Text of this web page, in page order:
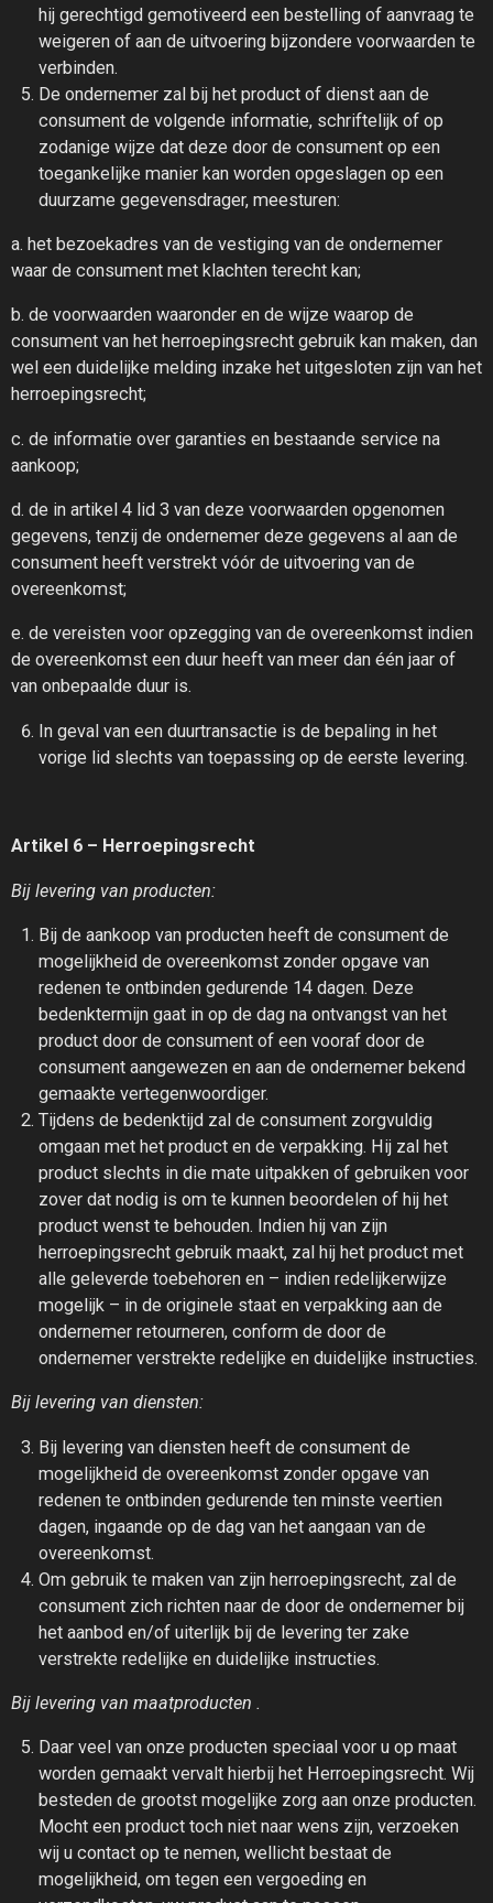
hij gerechtigd gemotiveerd een bestelling of aanvraag te
weigeren of aan de uitvoering bijzondere voorwaarden te
verbinden.
De ondernemer zal bij het product of dienst aan de
consument de volgende informatie, schriftelijk of op
zodanige wijze dat deze door de consument op een
toegankelijke manier kan worden opgeslagen op een
duurzame gegevensdrager, meesturen:
a. het bezoekadres van de vestiging van de ondernemer
waar de consument met klachten terecht kan;
b. de voorwaarden waaronder en de wijze waarop de
consument van het herroepingsrecht gebruik kan maken, dan
wel een duidelijke melding inzake het uitgesloten zijn van het
herroepingsrecht;
c. de informatie over garanties en bestaande service na
aankoop;
d. de in artikel 4 lid 3 van deze voorwaarden opgenomen
gegevens, tenzij de ondernemer deze gegevens al aan de
consument heeft verstrekt vóór de uitvoering van de
overeenkomst;
e. de vereisten voor opzegging van de overeenkomst indien
de overeenkomst een duur heeft van meer dan één jaar of
van onbepaalde duur is.
In geval van een duurtransactie is de bepaling in het
vorige lid slechts van toepassing op de eerste levering.
Artikel 6 – Herroepingsrecht
Bij levering van producten:
Bij de aankoop van producten heeft de consument de
mogelijkheid de overeenkomst zonder opgave van
redenen te ontbinden gedurende 14 dagen. Deze
bedenktermijn gaat in op de dag na ontvangst van het
product door de consument of een vooraf door de
consument aangewezen en aan de ondernemer bekend
gemaakte vertegenwoordiger.
Tijdens de bedenktijd zal de consument zorgvuldig
omgaan met het product en de verpakking. Hij zal het
product slechts in die mate uitpakken of gebruiken voor
zover dat nodig is om te kunnen beoordelen of hij het
product wenst te behouden. Indien hij van zijn
herroepingsrecht gebruik maakt, zal hij het product met
alle geleverde toebehoren en – indien redelijkerwijze
mogelijk – in de originele staat en verpakking aan de
ondernemer retourneren, conform de door de
ondernemer verstrekte redelijke en duidelijke instructies.
Bij levering van diensten:
Bij levering van diensten heeft de consument de
mogelijkheid de overeenkomst zonder opgave van
redenen te ontbinden gedurende ten minste veertien
dagen, ingaande op de dag van het aangaan van de
overeenkomst.
Om gebruik te maken van zijn herroepingsrecht, zal de
consument zich richten naar de door de ondernemer bij
het aanbod en/of uiterlijk bij de levering ter zake
verstrekte redelijke en duidelijke instructies.
Bij levering van maatproducten .
Daar veel van onze producten speciaal voor u op maat
worden gemaakt vervalt hierbij het Herroepingsrecht. Wij
besteden de grootst mogelijke zorg aan onze producten.
Mocht een product toch niet naar wens zijn, verzoeken
wij u contact op te nemen, wellicht bestaat de
mogelijkheid, om tegen een vergoeding en